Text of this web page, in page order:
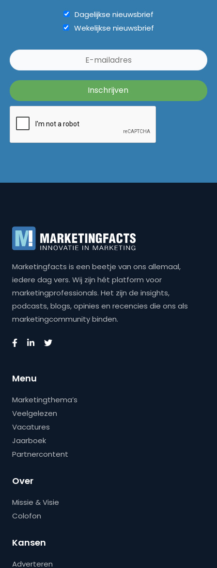
Dagelijkse nieuwsbrief
Wekelijkse nieuwsbrief
Marketingfacts is een beetje van ons allemaal,
iedere dag vers. Wij zijn hét platform voor
marketingprofessionals. Het zijn de insights,
podcasts, blogs, opinies en recencies die ons als
marketingcommunity binden.
Menu
Marketingthema’s
Veelgelezen
Vacatures
Jaarboek
Partnercontent
Over
Missie & Visie
Colofon
Kansen
Adverteren